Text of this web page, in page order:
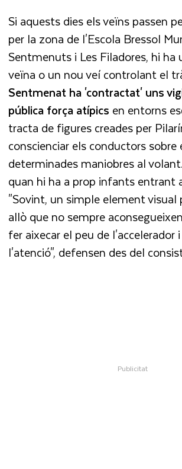
Si aquests dies els veïns passen
per la zona de l'Escola Bressol
Sentmenuts i Les Filadores, hi ha
veïna o un nou veí controlant el
Sentmenat ha 'contractat' uns
pública força atípics en entorns
tracta de figures creades per
conscienciar els conductors sobre
determinades maniobres al
quan hi ha a prop infants entrant
"Sovint, un simple element visual
allò que no sempre
fer aixecar el peu de l'accelerador
l'atenció", defensen des del